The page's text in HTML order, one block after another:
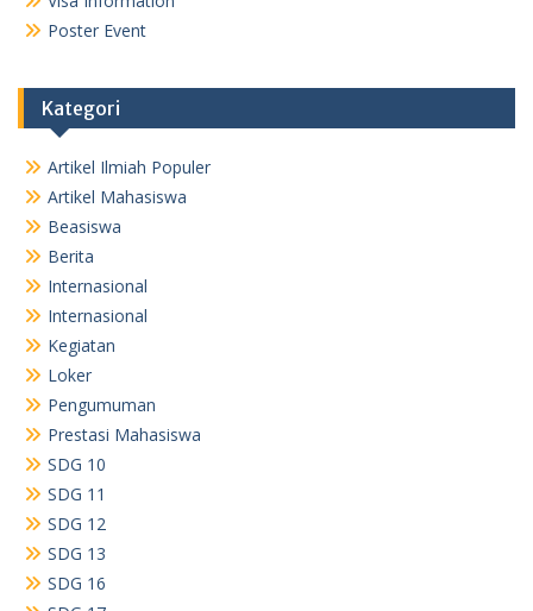
Poster Event
Kategori
Artikel Ilmiah Populer
Artikel Mahasiswa
Beasiswa
Berita
Internasional
Internasional
Kegiatan
Loker
Pengumuman
Prestasi Mahasiswa
SDG 10
SDG 11
SDG 12
SDG 13
SDG 16